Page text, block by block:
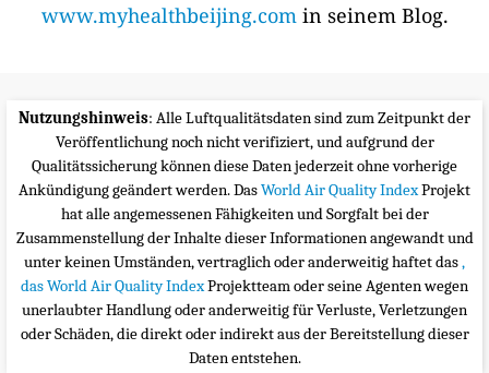
www.myhealthbeijing.comin seinem Blog.
Nutzungshinweis: Alle Luftqualitätsdaten sind zum Zeitpunkt der
Veröffentlichung noch nicht verifiziert, und aufgrund der
Qualitätssicherung können diese Daten jederzeit ohne vorherige
Ankündigung geändert werden. DasWorld Air Quality IndexProjekt
hat alle angemessenen Fähigkeiten und Sorgfalt bei der
Zusammenstellung der Inhalte dieser Informationen angewandt und
unter keinen Umständen, vertraglich oder anderweitig haftet das,
das World Air Quality IndexProjektteam oder seine Agenten wegen
unerlaubter Handlung oder anderweitig für Verluste, Verletzungen
oder Schäden, die direkt oder indirekt aus der Bereitstellung dieser
Daten entstehen.